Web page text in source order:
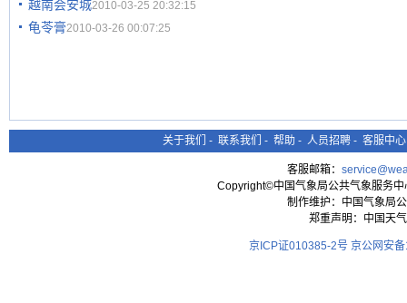
越南会安城2010-03-25 20:32:15
龟苓膏2010-03-26 00:07:25
关于我们 - 联系我们 - 帮助 - 人员招聘 - 客服中心
客服邮箱：
Copyright©中国气象局公共气象服务
制作维护：中国气象局
郑重声明：中国天
京ICP证010385-2号 京公网安